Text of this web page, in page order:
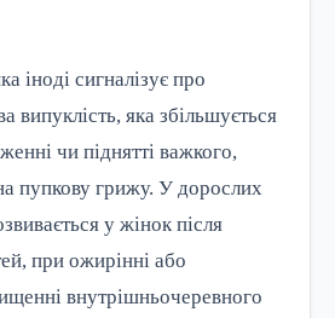
іноді сигналізує про
випуклість, яка збільшується
чи піднятті важкого,
пупкову грижу. У дорослих
у жінок після
при ожирінні або
внутрішньочеревного